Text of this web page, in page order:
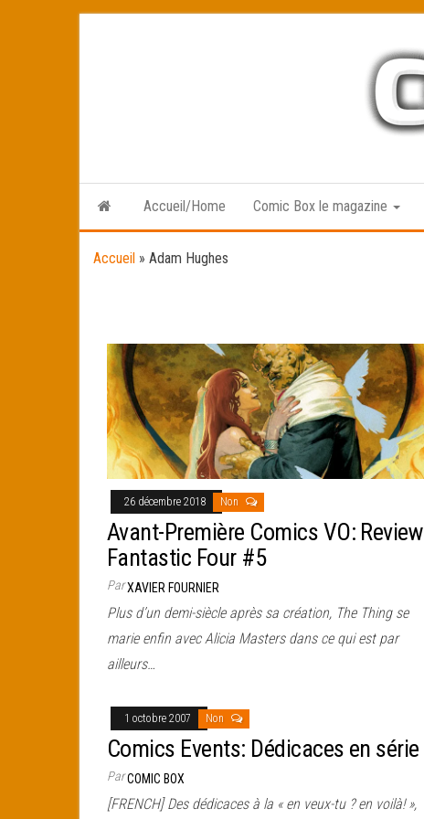
Accueil/Home Comic Box le magazine
Accueil » Adam Hughes
26 décembre 2018 Non
Avant-Première Comics VO: Review
Fantastic Four #5
ParXAVIER FOURNIER
Plus d’un demi-siècle après sa création, The Thing se
marie enfin avec Alicia Masters dans ce qui est par
ailleurs…
1 octobre 2007 Non
Comics Events: Dédicaces en série
ParCOMIC BOX
[FRENCH] Des dédicaces à la « en veux-tu ? en voilà! »,